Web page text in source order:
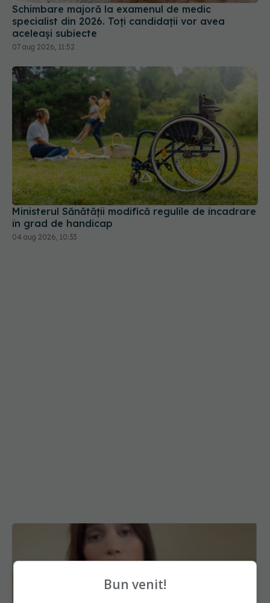
Schimbare majoră la examenul de medic
specialist din 2026. Toți candidații vor avea
aceleași subiecte
07 aug 2026, 11:52
Ministerul Sănătății modifică regulile de încadrare
în grad de handicap
04 aug 2026, 10:33
Bun venit!